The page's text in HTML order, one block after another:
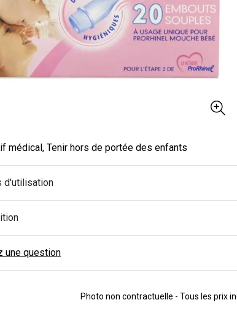
médical, Tenir hors de portée des enfants
d'utilisation
une question
Photo non contractuelle - Tous les prix